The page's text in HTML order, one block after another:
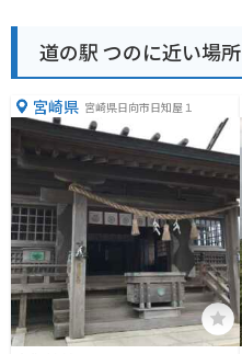
道の駅 つのに近い場所
宮崎県 宮崎県日向市日知屋１